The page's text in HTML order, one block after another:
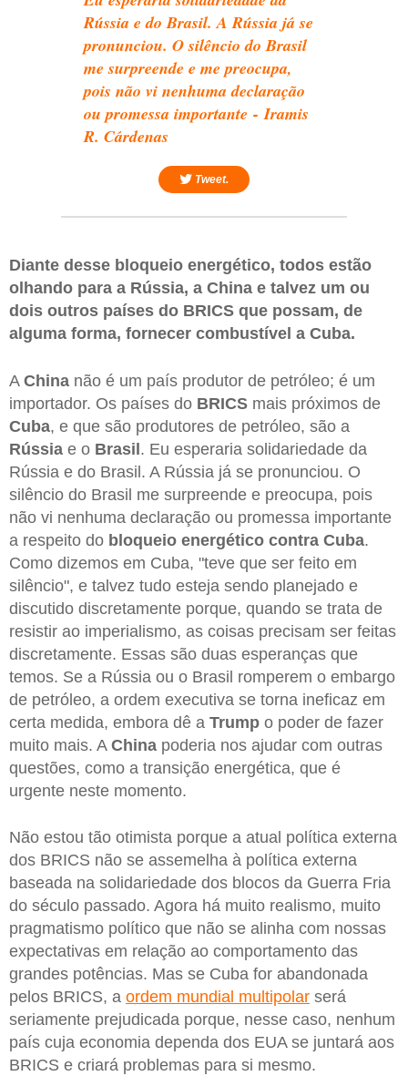
Rússia e do Brasil. A Rússia já se
pronunciou. O silêncio do Brasil
me surpreende e me preocupa,
pois não vi nenhuma declaração
ou promessa importante - Iramis
R. Cárdenas
Tweet.
Diante desse bloqueio energético, todos estão
olhando para a Rússia, a China e talvez um ou
dois outros países do BRICS que possam, de
alguma forma, fornecer combustível a Cuba.
A China não é um país produtor de petróleo; é um
importador. Os países do BRICS mais próximos de
Cuba, e que são produtores de petróleo, são a
Rússia e o Brasil. Eu esperaria solidariedade da
Rússia e do Brasil. A Rússia já se pronunciou. O
silêncio do Brasil me surpreende e preocupa, pois
não vi nenhuma declaração ou promessa importante
a respeito do bloqueio energético contra Cuba.
Como dizemos em Cuba, "teve que ser feito em
silêncio", e talvez tudo esteja sendo planejado e
discutido discretamente porque, quando se trata de
resistir ao imperialismo, as coisas precisam ser feitas
discretamente. Essas são duas esperanças que
temos. Se a Rússia ou o Brasil romperem o embargo
de petróleo, a ordem executiva se torna ineficaz em
certa medida, embora dê a Trump o poder de fazer
muito mais. A China poderia nos ajudar com outras
questões, como a transição energética, que é
urgente neste momento.
Não estou tão otimista porque a atual política externa
dos BRICS não se assemelha à política externa
baseada na solidariedade dos blocos da Guerra Fria
do século passado. Agora há muito realismo, muito
pragmatismo político que não se alinha com nossas
expectativas em relação ao comportamento das
grandes potências. Mas se Cuba for abandonada
pelos BRICS, a ordem mundial multipolar será
seriamente prejudicada porque, nesse caso, nenhum
país cuja economia dependa dos EUA se juntará aos
BRICS e criará problemas para si mesmo.